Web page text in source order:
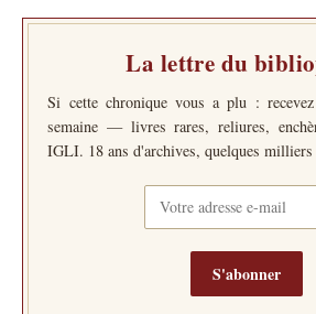
La lettre du
Si cette chronique vous a plu :
semaine — livres rares, reliures,
IGLI. 18 ans d'archives, quelques milliers
S'abonner